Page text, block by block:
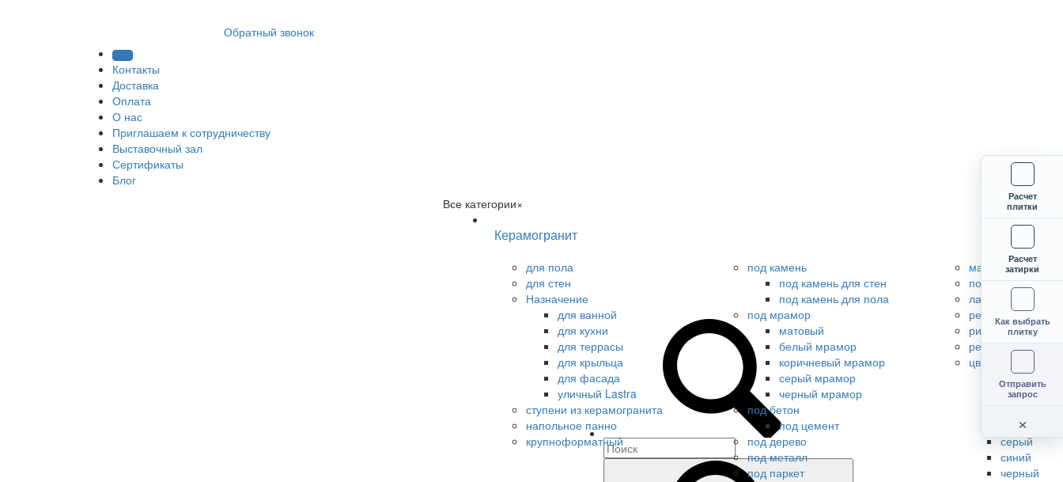
Обратный звонок
Контакты
Доставка
Оплата
О нас
Приглашаем к сотрудничеству
Выставочный зал
Сертификаты
Блог
Все категории×
Керамогранит
для пола
для стен
Назначение
для ванной
для кухни
для террасы
для крыльца
для фасада
уличный Lastra
ступени из керамогранита
напольное панно
крупноформатный
под камень
под камень для стен
под камень для пола
под мрамор
матовый
белый мрамор
коричневый мрамор
серый мрамор
черный мрамор
под бетон
под цемент
под дерево
под металл
под паркет
матовый
полированный
лаппатированный
рельефный
рифленый
цветной
бежевый
белый
коричневый
серый
синий
черный
Расчет
плитки
Расчет
затирки
Как выбрать
плитку
Отправить
запрос
×